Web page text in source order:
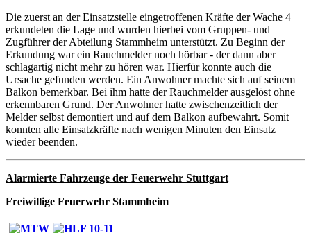
Die zuerst an der Einsatzstelle eingetroffenen Kräfte der Wache 4
erkundeten die Lage und wurden hierbei vom Gruppen- und
Zugführer der Abteilung Stammheim unterstützt. Zu Beginn der
Erkundung war ein Rauchmelder noch hörbar - der dann aber
schlagartig nicht mehr zu hören war. Hierfür konnte auch die
Ursache gefunden werden. Ein Anwohner machte sich auf seinem
Balkon bemerkbar. Bei ihm hatte der Rauchmelder ausgelöst ohne
erkennbaren Grund. Der Anwohner hatte zwischenzeitlich der
Melder selbst demontiert und auf dem Balkon aufbewahrt. Somit
konnten alle Einsatzkräfte nach wenigen Minuten den Einsatz
wieder beenden.
Alarmierte Fahrzeuge der Feuerwehr Stuttgart
Freiwillige Feuerwehr Stammheim